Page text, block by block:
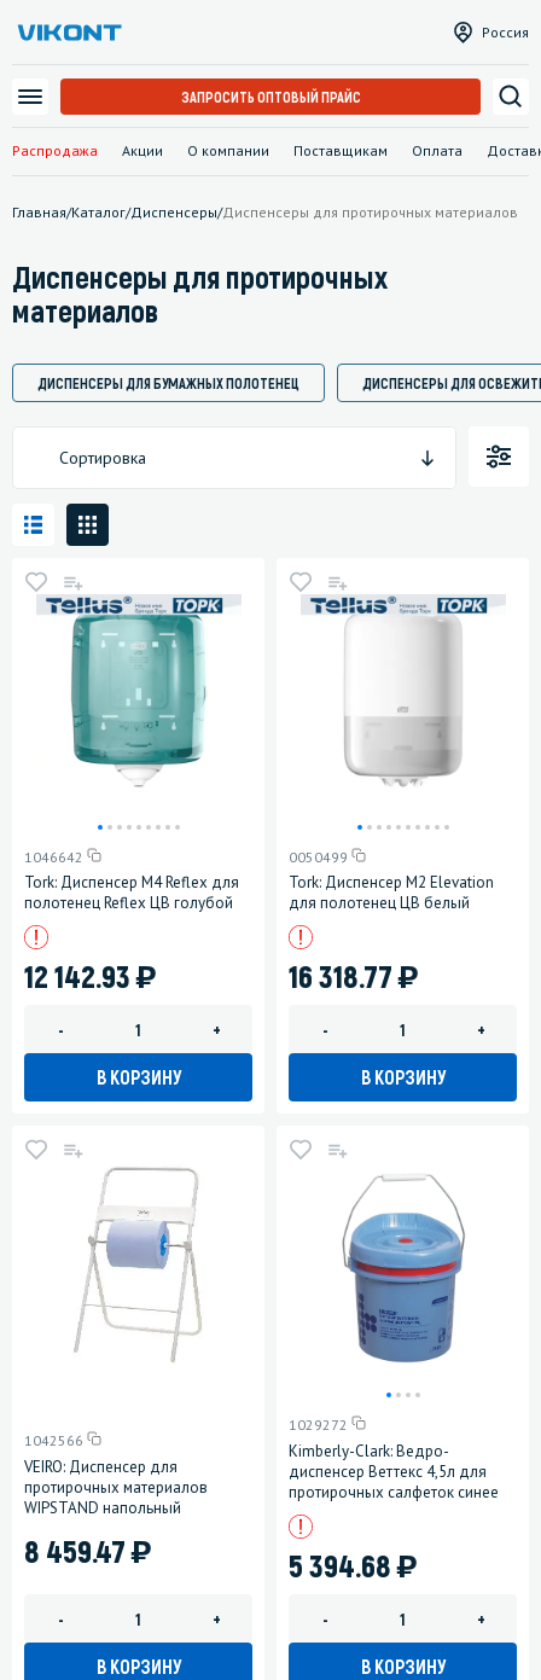
Распродажа Акции О компании Поставщикам Оплата
Россия
ЗАПРОСИТЬ ОПТОВЫЙ ПРАЙС
Главная/Каталог/Диспенсеры/Диспенсеры для протирочных материалов
Диспенсеры для протирочных
материалов
ДИСПЕНСЕРЫ ДЛЯ БУМАЖНЫХ ПОЛОТЕНЕЦ ДИСПЕНСЕРЫ ДЛЯ
Сортировка
1046642
Tork: Диспенсер М4 Reflex для
полотенец Reflex ЦВ голубой
12 142.93)
- +
В КОРЗИНУ
0050499
Tork: Диспенсер М2 Elevation
для полотенец ЦВ белый
16 318.77)
- +
В КОРЗИНУ
1042566
VEIRO: Диспенсер для
протирочных материалов
WIPSTAND напольный
8 459.47)
- +
В КОРЗИНУ
1029272
Kimberly-Clark: Ведро-
диспенсер Веттекс 4,5л для
протирочных салфеток синее
5 394.68)
- +
В КОРЗИНУ